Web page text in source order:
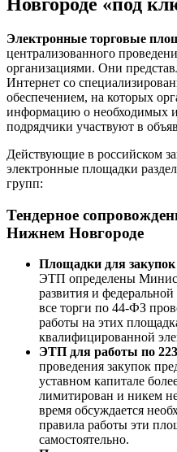
Электронные торговые
централизованного
организациями. Они
Интернет со
обеспечением, на которых
информацию о необходимых
подрядчики участвуют в
Действующие в российском
электронные площадки
групп:
Тендерное
Нижнем Новгороде
Площадки для
ЭТП определены
развития и
все торги по 44-ФЗ
работы на этих
квалифицированной
ЭТП для работы по
проведения закупок
уставном капитале
лимитирован и никем
время обсуждается
правила работы эти
самостоятельно.